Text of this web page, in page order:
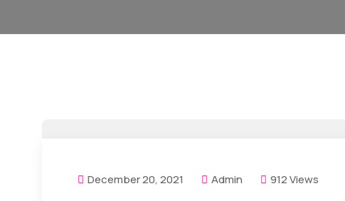
December 20, 2021 Admin 912 Views